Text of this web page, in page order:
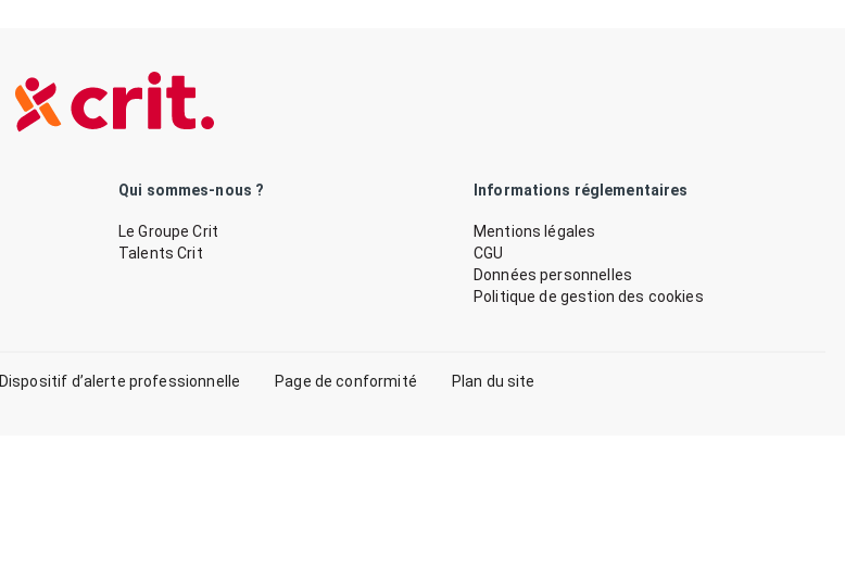
Qui sommes-nous ?
Le Groupe Crit
Talents Crit
Informations réglementaires
Mentions légales
CGU
Données personnelles
Politique de gestion des cookies
Dispositif d’alerte professionnelle Page de conformité Plan du site